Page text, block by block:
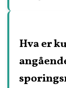
Hva er